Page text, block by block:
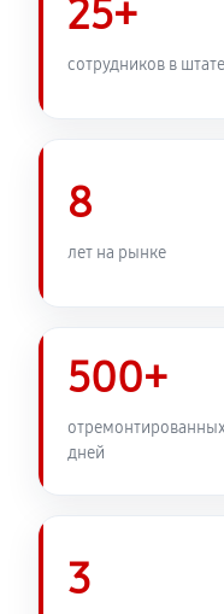
25+
сотрудников в штате
8
лет на рынке
500+
дней
3